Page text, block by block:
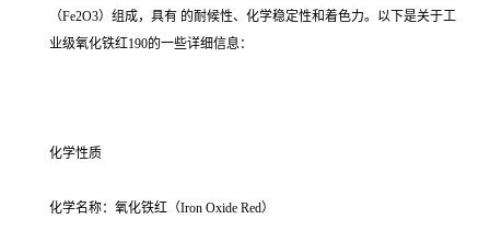
（Fe2O3）组成，具有 的耐候性、化学稳定性和着色力。以下是关于工
业级氧化铁红190的一些详细信息：
化学性质
化学名称：氧化铁红（Iron Oxide Red）